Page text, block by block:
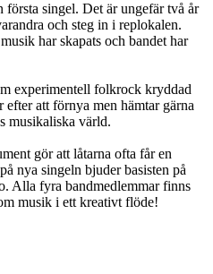
första singel. Det är ungefär två år
och steg in i replokalen.
har skapats och bandet har
experimentell folkrock kryddad
efter att förnya men hämtar gärna
musikaliska värld.
gör att låtarna ofta får en
nya singeln bjuder basisten på
Alla fyra bandmedlemmar finns
musik i ett kreativt flöde!